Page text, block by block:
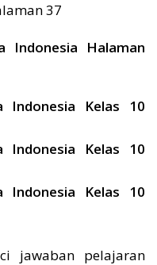
37
Indonesia Halaman
Indonesia Kelas 10
Indonesia Kelas 10
Indonesia Kelas 10
jawaban pelajaran